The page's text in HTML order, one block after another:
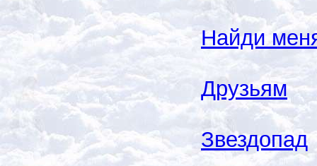
Найди
Друзьям
Звездопад